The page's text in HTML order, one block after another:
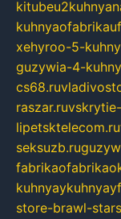
xehyroo-5-
guzywia-4-
cs68.ru
raszar.ru
lipetsktelecom.ru
seksuzb.ru
store-brawl-